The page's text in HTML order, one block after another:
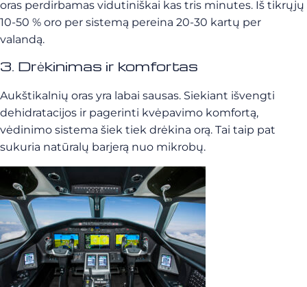
oras perdirbamas vidutiniškai kas tris minutes. Iš tikrųjų
10-50 % oro per sistemą pereina 20-30 kartų per
valandą.
3. Drėkinimas ir komfortas
Aukštikalnių oras yra labai sausas. Siekiant išvengti
dehidratacijos ir pagerinti kvėpavimo komfortą,
vėdinimo sistema šiek tiek drėkina orą. Tai taip pat
sukuria natūralų barjerą nuo mikrobų.